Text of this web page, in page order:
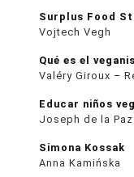
Surplus Food
Vojtech Vegh
Qué es el
Valéry Giroux –
Educar niños
Joseph de la Paz
Simona Kossak
Anna Kamińska